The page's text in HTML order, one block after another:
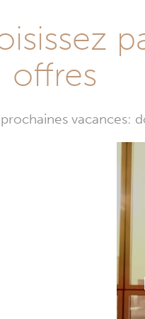
offres
vacances: